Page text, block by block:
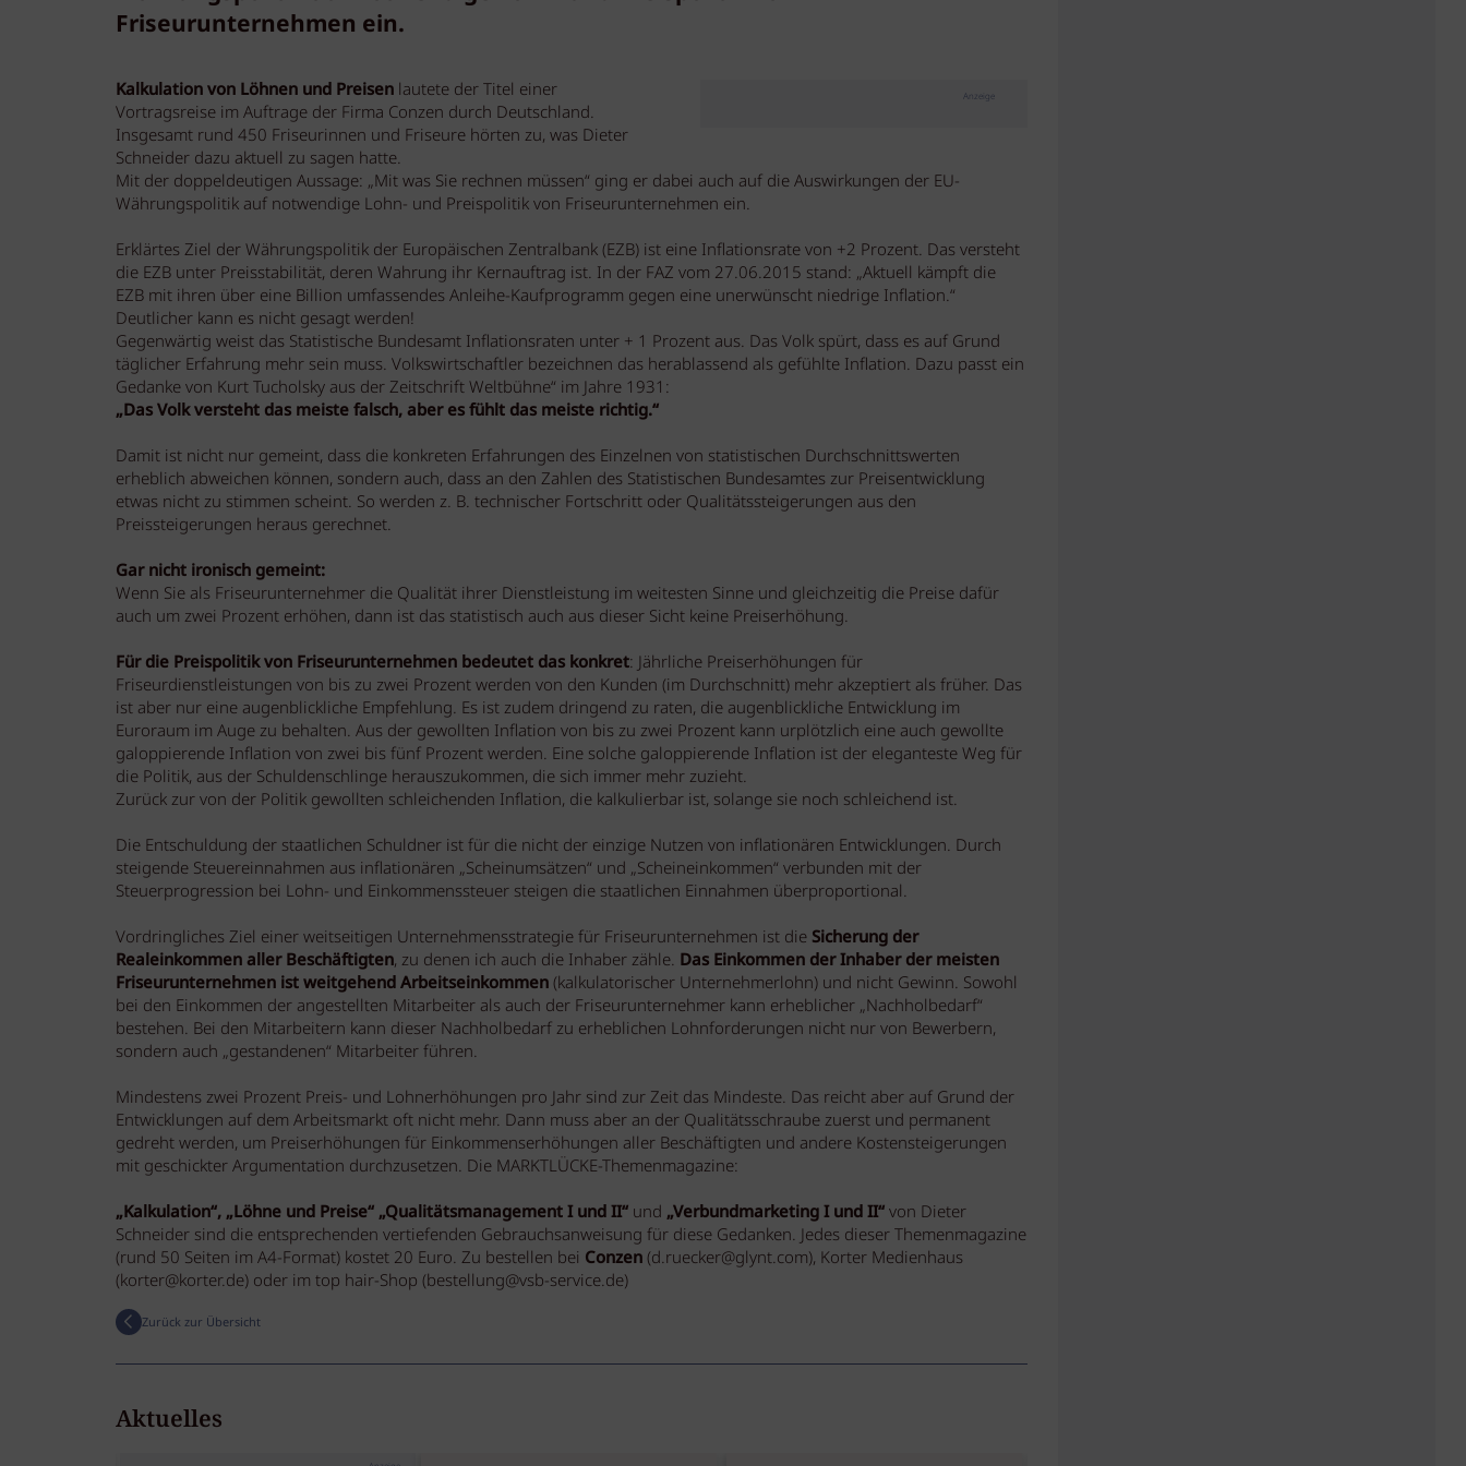
Friseurunternehmen ein.
Anzeige
Kalkulation von Löhnen und Preisenlautete der Titel einer
Vortragsreise im Auftrage der Firma Conzen durch Deutschland.
Insgesamt rund 450 Friseurinnen und Friseure hörten zu, was Dieter
Schneider dazu aktuell zu sagen hatte.
Mit der doppeldeutigen Aussage: „Mit was Sie rechnen müssen“ ging er dabei auch auf die Auswirkungen der EU-
Währungspolitik auf notwendige Lohn- und Preispolitik von Friseurunternehmen ein.
Erklärtes Ziel der Währungspolitik der Europäischen Zentralbank (EZB) ist eine Inflationsrate von +2 Prozent. Das versteht
die EZB unter Preisstabilität, deren Wahrung ihr Kernauftrag ist. In der FAZ vom 27.06.2015 stand: „Aktuell kämpft die
EZB mit ihren über eine Billion umfassendes Anleihe-Kaufprogramm gegen eine unerwünscht niedrige Inflation.“
Deutlicher kann es nicht gesagt werden!
Gegenwärtig weist das Statistische Bundesamt Inflationsraten unter + 1 Prozent aus. Das Volk spürt, dass es auf Grund
täglicher Erfahrung mehr sein muss. Volkswirtschaftler bezeichnen das herablassend als gefühlte Inflation. Dazu passt ein
Gedanke von Kurt Tucholsky aus der Zeitschrift Weltbühne“ im Jahre 1931:
„Das Volk versteht das meiste falsch, aber es fühlt das meiste richtig.“
Damit ist nicht nur gemeint, dass die konkreten Erfahrungen des Einzelnen von statistischen Durchschnittswerten
erheblich abweichen können, sondern auch, dass an den Zahlen des Statistischen Bundesamtes zur Preisentwicklung
etwas nicht zu stimmen scheint. So werden z. B. technischer Fortschritt oder Qualitätssteigerungen aus den
Preissteigerungen heraus gerechnet.
Gar nicht ironisch gemeint:
Wenn Sie als Friseurunternehmer die Qualität ihrer Dienstleistung im weitesten Sinne und gleichzeitig die Preise dafür
auch um zwei Prozent erhöhen, dann ist das statistisch auch aus dieser Sicht keine Preiserhöhung.
Für die Preispolitik von Friseurunternehmen bedeutet das konkret: Jährliche Preiserhöhungen für
Friseurdienstleistungen von bis zu zwei Prozent werden von den Kunden (im Durchschnitt) mehr akzeptiert als früher. Das
ist aber nur eine augenblickliche Empfehlung. Es ist zudem dringend zu raten, die augenblickliche Entwicklung im
Euroraum im Auge zu behalten. Aus der gewollten Inflation von bis zu zwei Prozent kann urplötzlich eine auch gewollte
galoppierende Inflation von zwei bis fünf Prozent werden. Eine solche galoppierende Inflation ist der eleganteste Weg für
die Politik, aus der Schuldenschlinge herauszukommen, die sich immer mehr zuzieht.
Zurück zur von der Politik gewollten schleichenden Inflation, die kalkulierbar ist, solange sie noch schleichend ist.
Die Entschuldung der staatlichen Schuldner ist für die nicht der einzige Nutzen von inflationären Entwicklungen. Durch
steigende Steuereinnahmen aus inflationären „Scheinumsätzen“ und „Scheineinkommen“ verbunden mit der
Steuerprogression bei Lohn- und Einkommenssteuer steigen die staatlichen Einnahmen überproportional.
Vordringliches Ziel einer weitseitigen Unternehmensstrategie für Friseurunternehmen ist die Sicherung der
Realeinkommen aller Beschäftigten, zu denen ich auch die Inhaber zähle. Das Einkommen der Inhaber der meisten
Friseurunternehmen ist weitgehend Arbeitseinkommen(kalkulatorischer Unternehmerlohn) und nicht Gewinn. Sowohl
bei den Einkommen der angestellten Mitarbeiter als auch der Friseurunternehmer kann erheblicher „Nachholbedarf“
bestehen. Bei den Mitarbeitern kann dieser Nachholbedarf zu erheblichen Lohnforderungen nicht nur von Bewerbern,
sondern auch „gestandenen“ Mitarbeiter führen.
Mindestens zwei Prozent Preis- und Lohnerhöhungen pro Jahr sind zur Zeit das Mindeste. Das reicht aber auf Grund der
Entwicklungen auf dem Arbeitsmarkt oft nicht mehr. Dann muss aber an der Qualitätsschraube zuerst und permanent
gedreht werden, um Preiserhöhungen für Einkommenserhöhungen aller Beschäftigten und andere Kostensteigerungen
mit geschickter Argumentation durchzusetzen. Die MARKTLÜCKE-Themenmagazine:
„Kalkulation“, „Löhne und Preise“ „Qualitätsmanagement I und II“und „Verbundmarketing I und II“von Dieter
Schneider sind die entsprechenden vertiefenden Gebrauchsanweisung für diese Gedanken. Jedes dieser Themenmagazine
(rund 50 Seiten im A4-Format) kostet 20 Euro. Zu bestellen bei Conzen(d.ruecker@glynt.com), Korter Medienhaus
(korter@korter.de) oder im top hair-Shop (bestellung@vsb-service.de)
Zurück zur Übersicht
Aktuelles